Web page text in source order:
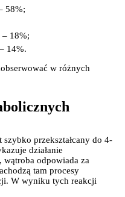
58%;
18%;
14%.
w różnych
przekształcany do 4-
działanie
wątroba odpowiada za
tam procesy
W wyniku tych reakcji